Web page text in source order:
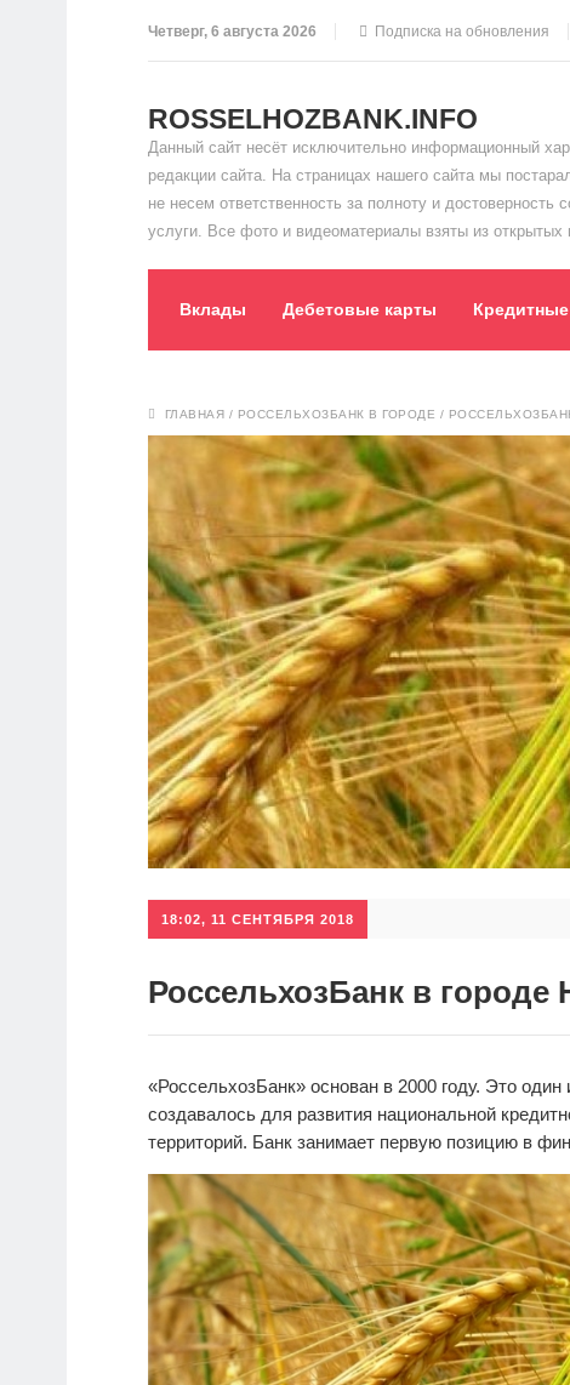
Четверг, 6 августа 2026 Подписка на обновления
ROSSELHOZBANK.INFO
Данный сайт несёт исключительно информационный
редакции сайта. На страницах нашего сайта мы
не несем ответственность за полноту и
услуги. Все фото и видеоматериалы взяты из открытых
Вклады Дебетовые карты
ГЛАВНАЯ / РОССЕЛЬХОЗБАНК В ГОРОДЕ /
18:02, 11 СЕНТЯБРЯ 2018
РоссельхозБанк в городе
«РоссельхозБанк» основан в 2000 году. Это
создавалось для развития национальной
территорий. Банк занимает первую позицию в